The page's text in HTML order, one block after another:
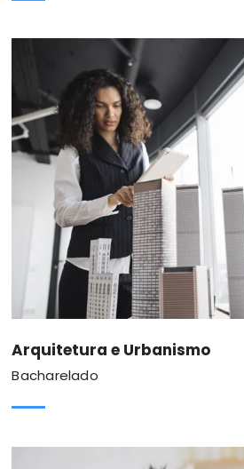
Arquitetura e Urbanismo
Bacharelado